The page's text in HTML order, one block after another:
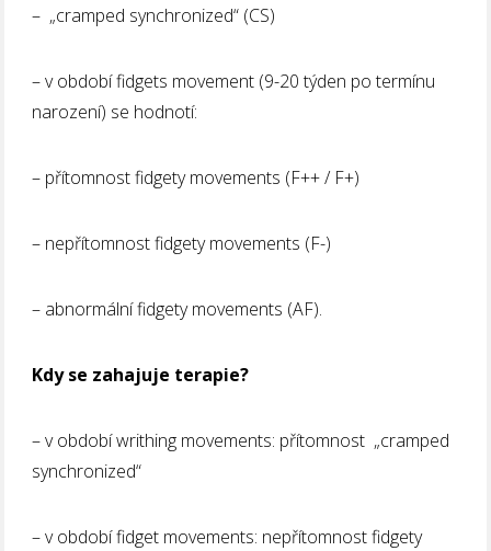
– „cramped synchronized“ (CS)
– v období fidgets movement (9-20 týden po termínu
narození) se hodnotí:
– přítomnost fidgety movements (F++ / F+)
– nepřítomnost fidgety movements (F-)
– abnormální fidgety movements (AF).
Kdy se zahajuje terapie?
– v období writhing movements: přítomnost „cramped
synchronized“
– v období fidget movements: nepřítomnost fidgety